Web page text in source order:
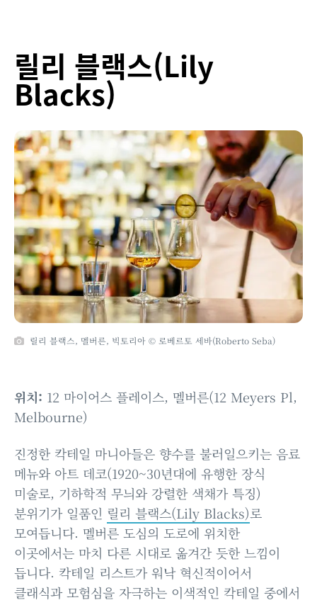
릴리 블랙스(Lily
Blacks)
릴리 블랙스, 멜버른, 빅토리아 © 로베르토 세바(Roberto Seba)
위치: 12 마이어스 플레이스, 멜버른(12 Meyers Pl,
Melbourne)
진정한 칵테일 마니아들은 향수를 불러일으키는 음료
메뉴와 아트 데코(1920~30년대에 유행한 장식
미술로, 기하학적 무늬와 강렬한 색채가 특징)
분위기가 일품인 릴리 블랙스(Lily Blacks)로
모여듭니다. 멜버른 도심의 도로에 위치한
이곳에서는 마치 다른 시대로 옮겨간 듯한 느낌이
듭니다. 칵테일 리스트가 워낙 혁신적이어서
클래식과 모험심을 자극하는 이색적인 칵테일 중에서